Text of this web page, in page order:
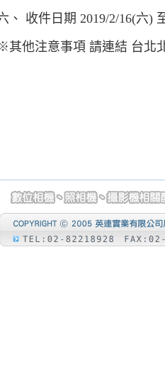
、 收件日期 2019/2/16(六)
其他注意事項 請連結 台北